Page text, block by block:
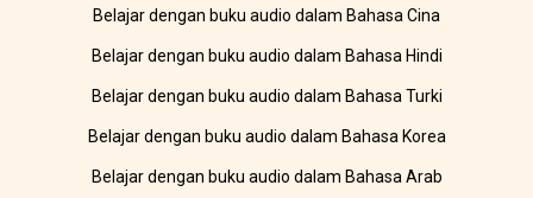
Belajar dengan buku audio dalam Bahasa Cina
Belajar dengan buku audio dalam Bahasa Hindi
Belajar dengan buku audio dalam Bahasa Turki
Belajar dengan buku audio dalam Bahasa Korea
Belajar dengan buku audio dalam Bahasa Arab